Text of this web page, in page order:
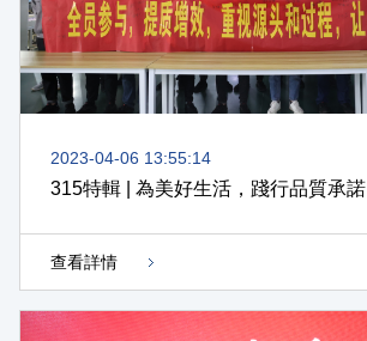
2023-04-06 13:55:14
315特輯 | 為美好生活，踐行品質承諾
查看詳情